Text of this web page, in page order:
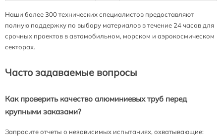
Наши более 300 технических специалистов предоставляют
полную поддержку по выбору материалов в течение 24 часов для
срочных проектов в автомобильном, морском и аэрокосмическом
секторах.
Часто задаваемые вопросы
Как проверить качество алюминиевых труб перед
крупными заказами?
Запросите отчеты о независимых испытаниях, охватывающие: